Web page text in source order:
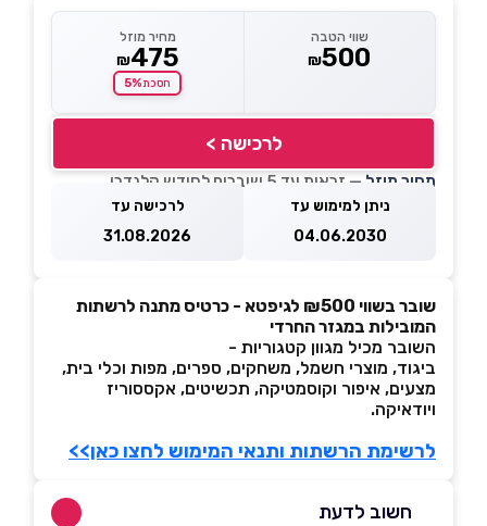
שווי הטבה
₪500
מחיר מוזל
₪475
חסכת5%
לרכישה >
מחיר מוזל — זכאות עד 5 שוברים לחודש קלנדרי
ניתן למימוש עד
04.06.2030
לרכישה עד
31.08.2026
שובר בשווי ₪500 לגיפטא - כרטיס מתנה לרשתות
המובילות במגזר החרדי
השובר מכיל מגוון קטגוריות -
ביגוד, מוצרי חשמל, משחקים, ספרים, מפות וכלי בית,
מצעים, איפור וקוסמטיקה, תכשיטים, אקססוריז
ויודאיקה.
לרשימת הרשתות ותנאי המימוש לחצו כאן>>
חשוב לדעת